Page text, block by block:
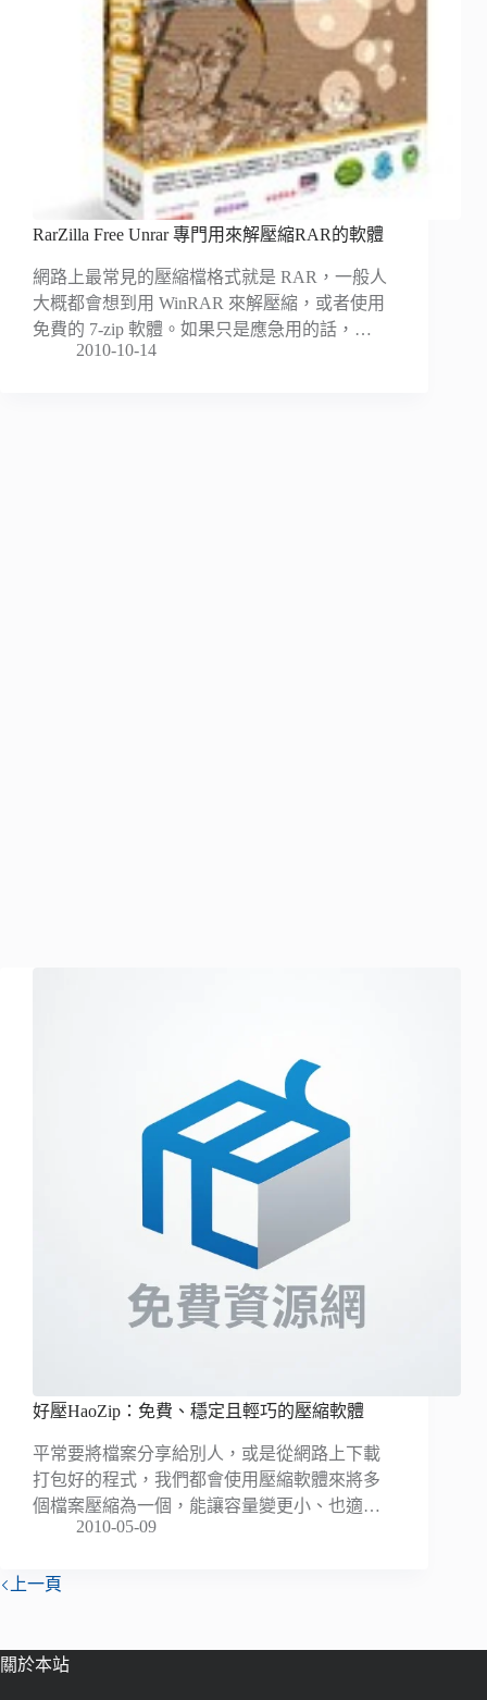
RarZilla Free Unrar 專門用來解壓縮RAR的軟體
網路上最常見的壓縮檔格式就是 RAR，一般人
大概都會想到用 WinRAR 來解壓縮，或者使用
免費的 7-zip 軟體。如果只是應急用的話，…
2010-10-14
好壓HaoZip：免費、穩定且輕巧的壓縮軟體
平常要將檔案分享給別人，或是從網路上下載
打包好的程式，我們都會使用壓縮軟體來將多
個檔案壓縮為一個，能讓容量變更小、也適…
2010-05-09
上一頁
關於本站